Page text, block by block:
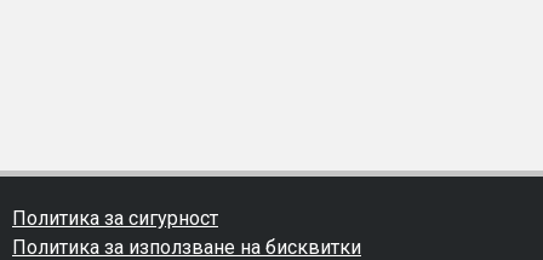
Политика за сигурност
Политика за използване на бисквитки